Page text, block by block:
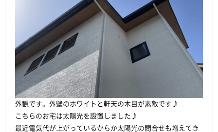
外観です。外壁のホワイトと軒天の木目が素敵です♪
こちらのお宅は太陽光を設置しました♪
最近電気代が上がっているからか太陽光の問合せも増えてき